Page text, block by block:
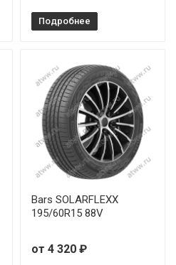
Подробнее
Bars SOLARFLEXX
195/60R15 88V
от 4 320 ₽